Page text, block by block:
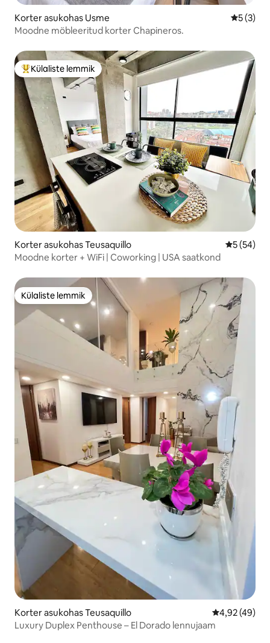
Korter asukohas Usme
5 (3)
Moodne möbleeritud korter Chapineros.
Külaliste suur lemmik
Külaliste lemmik
Korter asukohas Teusaquillo Keskmine
5 (54)
Moodne korter + WiFi | Coworking | USA saatkond
Külaliste lemmik
Külaliste lemmik
Korter asukohas Teusaquillo Keskmine
4,92 (49)
Luxury Duplex Penthouse – El Dorado lennujaam